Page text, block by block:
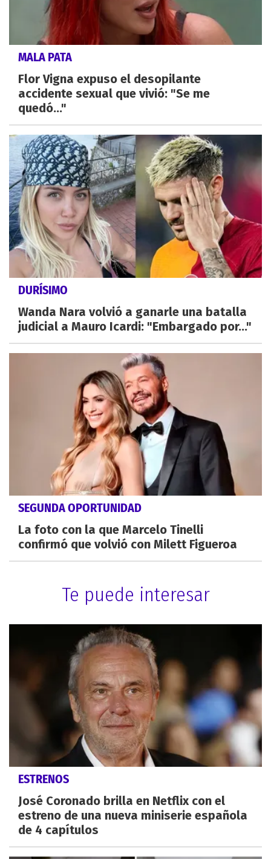
MALA PATA
Flor Vigna expuso el desopilante
accidente sexual que vivió: "Se me
quedó..."
DURÍSIMO
Wanda Nara volvió a ganarle una batalla
judicial a Mauro Icardi: "Embargado por..."
SEGUNDA OPORTUNIDAD
La foto con la que Marcelo Tinelli
confirmó que volvió con Milett Figueroa
Te puede interesar
ESTRENOS
José Coronado brilla en Netflix con el
estreno de una nueva miniserie española
de 4 capítulos